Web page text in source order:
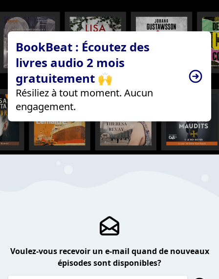
BookBeat : Écoutez des
livres audio 2 mois
gratuitement 🙌
Résiliez à tout moment. Aucun
engagement.
Voulez-vous recevoir un e-mail quand de nouveaux
épisodes sont disponibles?